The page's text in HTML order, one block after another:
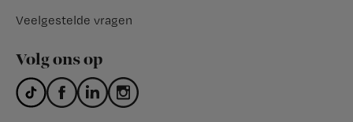
Veelgestelde vragen
Volg ons op